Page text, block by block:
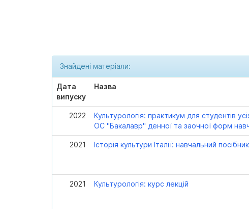
Знайдені матеріали:
Дата
випуску
Назва
2022
Культурологія: практикум для студентів
ОС "Бакалавр" денної та заочної форм
2021 Історія культури Італії: навчальний посібник
2021 Культурологія: курс лекцій